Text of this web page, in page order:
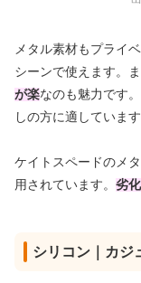
メタル素材もプライ
シーンで使えます。ま
が楽なのも魅力です
しの方に適しています
ケイトスペードのメ
用されています。 劣
シリコン｜カジ